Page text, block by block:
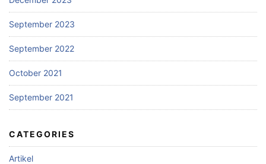
September 2023
September 2022
October 2021
September 2021
CATEGORIES
Artikel